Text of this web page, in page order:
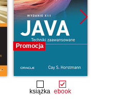
Promocja
książka ebook